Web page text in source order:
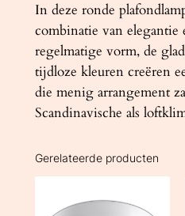
In deze ronde
combinatie van
regelmatige vorm, de
tijdloze kleuren creëren
die menig arrangement
Scandinavische als
Gerelateerde producten